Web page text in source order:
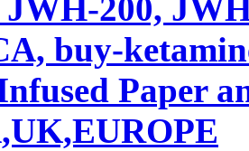
200,
buy-
Paper